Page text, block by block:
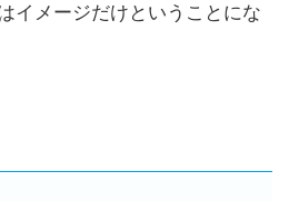
イメージだけということにな